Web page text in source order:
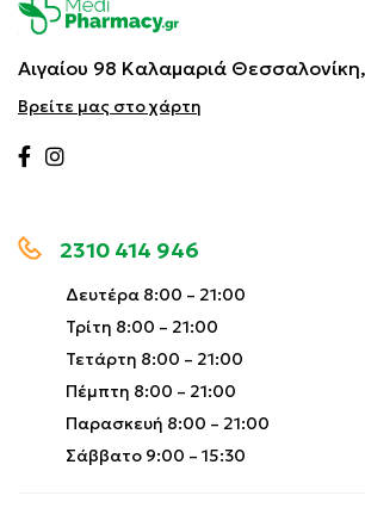
Αιγαίου 98 Καλαμαριά
Βρείτε μας στο χάρτη
2310 414 946
Δευτέρα 8:00 – 21:00
Τρίτη 8:00 – 21:00
Τετάρτη 8:00 – 21:00
Πέμπτη 8:00 – 21:00
Παρασκευή 8:00 – 21:00
Σάββατο 9:00 – 15:30